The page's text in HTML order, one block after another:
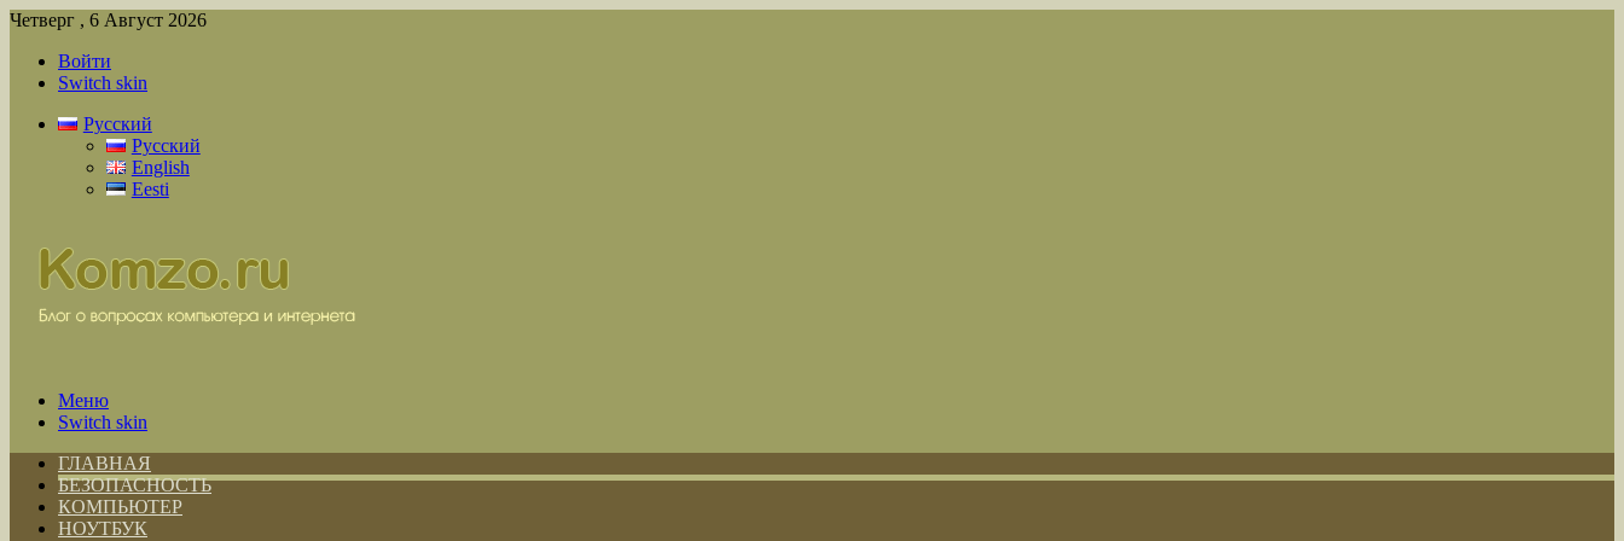
Четверг , 6 Август 2026
Войти
Switch skin
Русский
Русский
English
Eesti
Меню
Switch skin
ГЛАВНАЯ
БЕЗОПАСНОСТЬ
КОМПЬЮТЕР
НОУТБУК